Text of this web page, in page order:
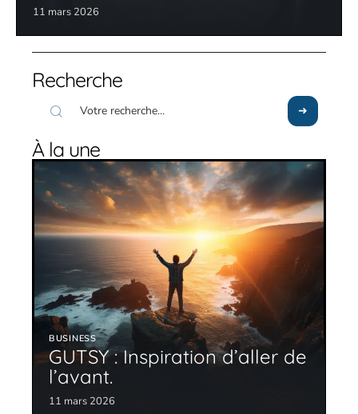
11 mars 2026
Recherche
À la une
BUSINESS
GUTSY : Inspiration d’aller de
l’avant.
11 mars 2026